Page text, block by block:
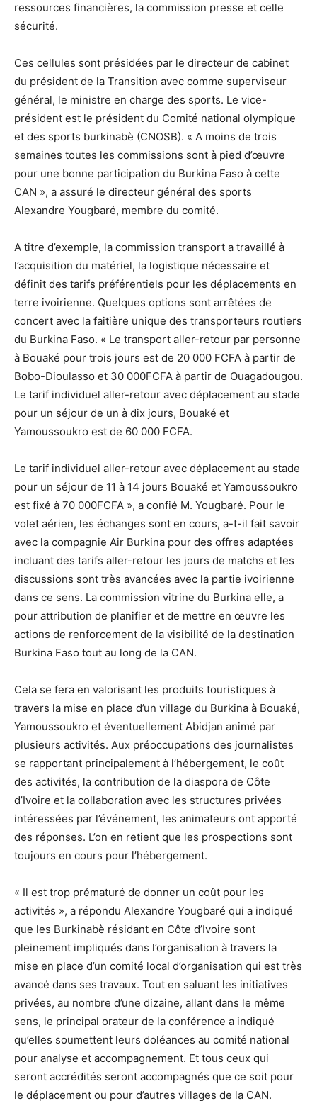
ressources financières, la commission presse et celle
sécurité.
Ces cellules sont présidées par le directeur de cabinet
du président de la Transition avec comme superviseur
général, le ministre en charge des sports. Le vice-
président est le président du Comité national olympique
et des sports burkinabè (CNOSB). « A moins de trois
semaines toutes les commissions sont à pied d’œuvre
pour une bonne participation du Burkina Faso à cette
CAN », a assuré le directeur général des sports
Alexandre Yougbaré, membre du comité.
A titre d’exemple, la commission transport a travaillé à
l’acquisition du matériel, la logistique nécessaire et
définit des tarifs préférentiels pour les déplacements en
terre ivoirienne. Quelques options sont arrêtées de
concert avec la faitière unique des transporteurs routiers
du Burkina Faso. « Le transport aller-retour par personne
à Bouaké pour trois jours est de 20 000 FCFA à partir de
Bobo-Dioulasso et 30 000FCFA à partir de Ouagadougou.
Le tarif individuel aller-retour avec déplacement au stade
pour un séjour de un à dix jours, Bouaké et
Yamoussoukro est de 60 000 FCFA.
Le tarif individuel aller-retour avec déplacement au stade
pour un séjour de 11 à 14 jours Bouaké et Yamoussoukro
est fixé à 70 000FCFA », a confié M. Yougbaré. Pour le
volet aérien, les échanges sont en cours, a-t-il fait savoir
avec la compagnie Air Burkina pour des offres adaptées
incluant des tarifs aller-retour les jours de matchs et les
discussions sont très avancées avec la partie ivoirienne
dans ce sens. La commission vitrine du Burkina elle, a
pour attribution de planifier et de mettre en œuvre les
actions de renforcement de la visibilité de la destination
Burkina Faso tout au long de la CAN.
Cela se fera en valorisant les produits touristiques à
travers la mise en place d’un village du Burkina à Bouaké,
Yamoussoukro et éventuellement Abidjan animé par
plusieurs activités. Aux préoccupations des journalistes
se rapportant principalement à l’hébergement, le coût
des activités, la contribution de la diaspora de Côte
d’Ivoire et la collaboration avec les structures privées
intéressées par l’événement, les animateurs ont apporté
des réponses. L’on en retient que les prospections sont
toujours en cours pour l’hébergement.
« Il est trop prématuré de donner un coût pour les
activités », a répondu Alexandre Yougbaré qui a indiqué
que les Burkinabè résidant en Côte d’Ivoire sont
pleinement impliqués dans l’organisation à travers la
mise en place d’un comité local d’organisation qui est très
avancé dans ses travaux. Tout en saluant les initiatives
privées, au nombre d’une dizaine, allant dans le même
sens, le principal orateur de la conférence a indiqué
qu’elles soumettent leurs doléances au comité national
pour analyse et accompagnement. Et tous ceux qui
seront accrédités seront accompagnés que ce soit pour
le déplacement ou pour d’autres villages de la CAN.